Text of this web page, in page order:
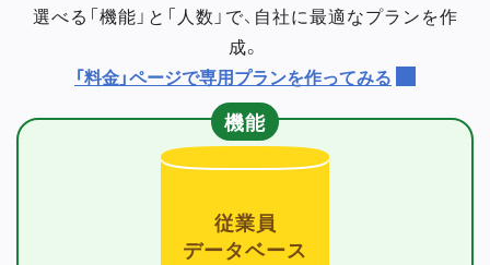
選べる「機能」と「人数」で、自社に最適なプランを作
成。
「料金」ページで専用プランを作ってみる
機能
従業員
データベース